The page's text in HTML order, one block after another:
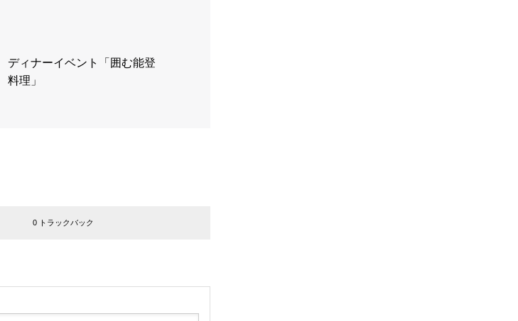
ディナーイベント「囲む能登
料理」
0 トラックバック